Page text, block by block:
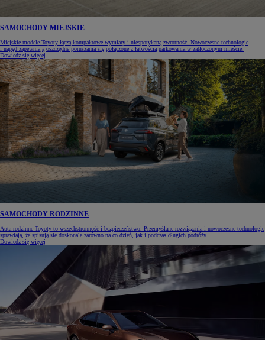
SAMOCHODY MIEJSKIE
Miejskie modele Toyoty łączą kompaktowe wymiary i niespotykaną zwrotność. Nowoczesne technologie
i napęd zapewniają oszczędne poruszania się połączone z łatwością parkowania w zatłoczonym mieście.
Dowiedz się więcej
SAMOCHODY RODZINNE
Auta rodzinne Toyoty to wszechstronność i bezpieczeństwo. Przemyślane rozwiązania i nowoczesne technologie
sprawiają, że spisują się doskonale zarówno na co dzień, jak i podczas długich podróży.
Dowiedz się więcej